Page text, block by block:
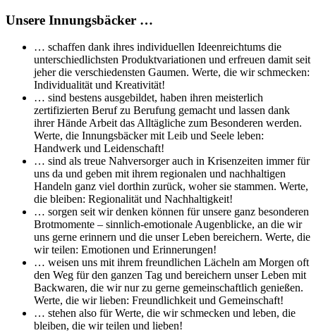
Unsere Innungsbäcker …
… schaffen dank ihres individuellen Ideenreichtums die
unterschiedlichsten Produktvariationen und erfreuen damit seit
jeher die verschiedensten Gaumen. Werte, die wir schmecken:
Individualität und Kreativität!
… sind bestens ausgebildet, haben ihren meisterlich
zertifizierten Beruf zu Berufung gemacht und lassen dank
ihrer Hände Arbeit das Alltägliche zum Besonderen werden.
Werte, die Innungsbäcker mit Leib und Seele leben:
Handwerk und Leidenschaft!
… sind als treue Nahversorger auch in Krisenzeiten immer für
uns da und geben mit ihrem regionalen und nachhaltigen
Handeln ganz viel dorthin zurück, woher sie stammen. Werte,
die bleiben: Regionalität und Nachhaltigkeit!
… sorgen seit wir denken können für unsere ganz besonderen
Brotmomente – sinnlich-emotionale Augenblicke, an die wir
uns gerne erinnern und die unser Leben bereichern. Werte, die
wir teilen: Emotionen und Erinnerungen!
… weisen uns mit ihrem freundlichen Lächeln am Morgen oft
den Weg für den ganzen Tag und bereichern unser Leben mit
Backwaren, die wir nur zu gerne gemeinschaftlich genießen.
Werte, die wir lieben: Freundlichkeit und Gemeinschaft!
… stehen also für Werte, die wir schmecken und leben, die
bleiben, die wir teilen und lieben!